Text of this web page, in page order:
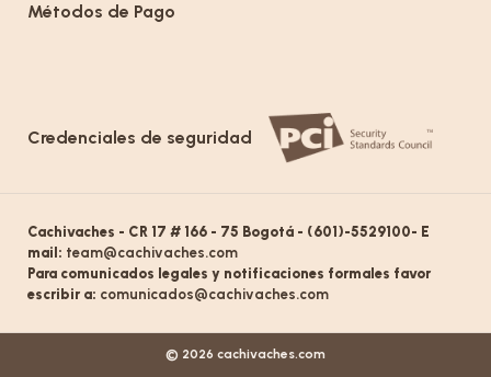
Métodos de Pago
Credenciales de seguridad
Cachivaches - CR 17 # 166 - 75 Bogotá - (601)-5529100- E
mail: team@cachivaches.com
Para comunicados legales y notificaciones formales favor
escribir a: comunicados@cachivaches.com
© 2026 cachivaches.com